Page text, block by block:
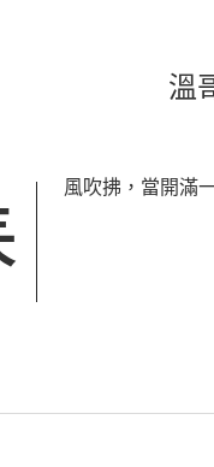
溫
春風吹拂，當開滿